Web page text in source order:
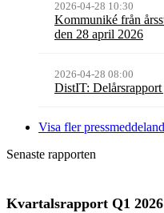
2026-04-28 10:30
Kommuniké från
den 28 april 2026
2026-04-28 08:00
DistIT:
Visa fler
Senaste rapporten
Kvartalsrapport Q1 2026